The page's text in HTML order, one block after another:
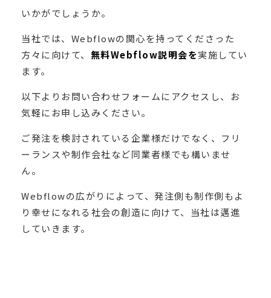
いかがでしょうか。
当社では、Webflowの関心を持ってくださった
方々に向けて、 無料Webflow説明会を実施してい
ます。
以下よりお問い合わせフォームにアクセスし、お
気軽にお申し込みください。
ご発注を検討されている企業様だけでなく、フリ
ーランスや制作会社など同業者様でも構いませ
ん。
Webflowの広がりによって、発注側も制作側もよ
り幸せになれる社会の創造に向けて、当社は邁進
していきます。